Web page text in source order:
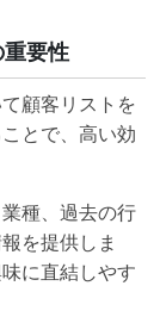
要性
顧客リストを
とで、高い効
種、過去の行
を提供しま
に直結しやす